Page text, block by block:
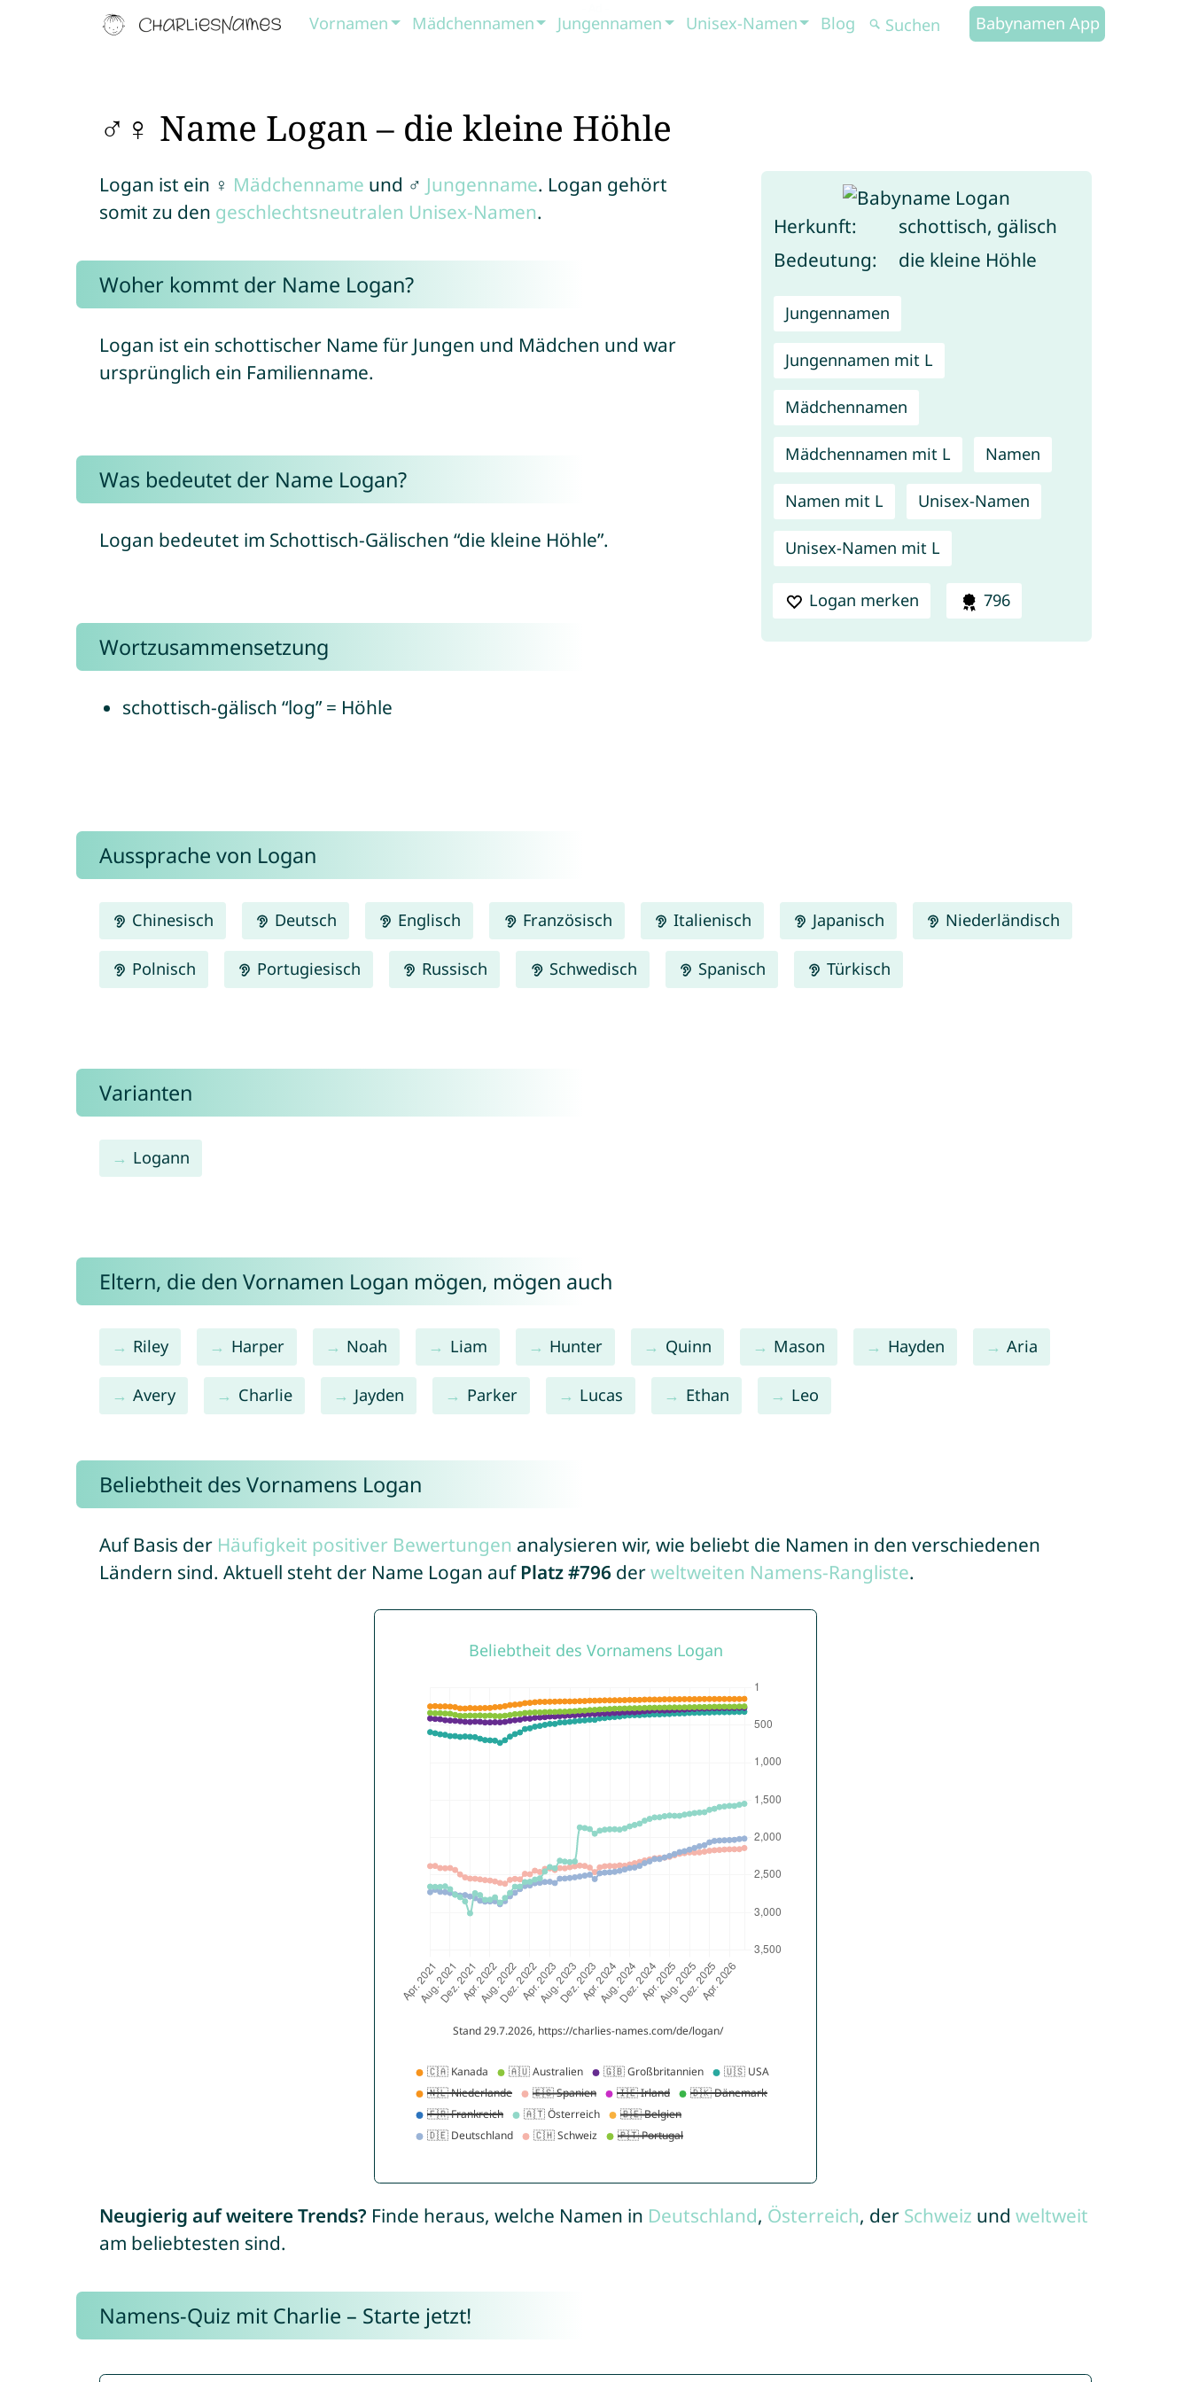
Vornamen Mädchennamen Jungennamen Unisex-Namen Blog Babynamen App
♂♀ Name Logan – die kleine Höhle
Herkunft:
schottisch, gälisch
Bedeutung:
die kleine Höhle
Jungennamen
Jungennamen mit L
Mädchennamen
Mädchennamen mit L Namen
Namen mit L Unisex-Namen
Unisex-Namen mit L
Logan merken 796
Logan ist ein ♀ Mädchenname und ♂ Jungenname. Logan gehört
somit zu den geschlechtsneutralen Unisex-Namen.
Woher kommt der Name Logan?
Logan ist ein schottischer Name für Jungen und Mädchen und war
ursprünglich ein Familienname.
Was bedeutet der Name Logan?
Logan bedeutet im Schottisch-Gälischen “die kleine Höhle”.
Wortzusammensetzung
schottisch-gälisch “log” = Höhle
Aussprache von Logan
Chinesisch Deutsch Englisch Französisch Italienisch Japanisch Niederländisch
Polnisch Portugiesisch Russisch Schwedisch Spanisch Türkisch
Varianten
Logann
Eltern, die den Vornamen Logan mögen, mögen auch
Riley Harper Noah Liam Hunter Quinn Mason Hayden Aria
Avery Charlie Jayden Parker Lucas Ethan Leo
Beliebtheit des Vornamens Logan
Auf Basis der Häufigkeit positiver Bewertungen analysieren wir, wie beliebt die Namen in den verschiedenen
Ländern sind. Aktuell steht der Name Logan auf Platz #796 derweltweiten Namens-Rangliste.
Neugierig auf weitere Trends? Finde heraus, welche Namen in Deutschland, Österreich, der Schweiz und weltweit
am beliebtesten sind.
Namens-Quiz mit Charlie – Starte jetzt!